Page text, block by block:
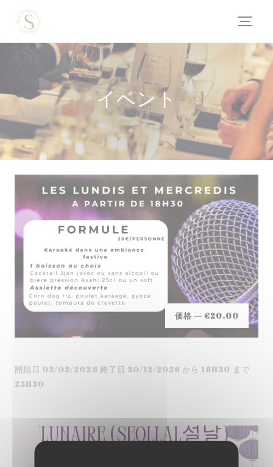
クッキー利用の管理について
イベント
価格 — €20.00
開始日 03/02/2026 終了日 30/12/2026 から 18H30 まで
23H30